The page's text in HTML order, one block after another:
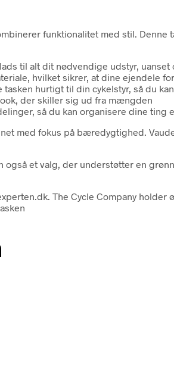
funktionalitet med stil.
til alt dit nødvendige udstyr,
hvilket sikrer, at dine ejendele
hurtigt til din cykelstyr, så du
der skiller sig ud fra mængden
så du kan organisere dine ting
med fokus på bæredygtighed.
også et valg, der understøtter en
The Cycle Company